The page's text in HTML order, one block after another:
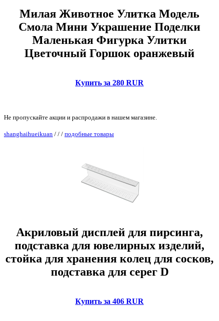
Милая Животное Улитка Модель
Смола Мини Украшение Поделки
Маленькая Фигурка Улитки
Цветочный Горшок оранжевый
Купить за 280 RUR
Не пропускайте акции и распродажи в нашем магазине.
shanghaihueikuan / / / подобные товары
Акриловый дисплей для пирсинга,
подставка для ювелирных изделий,
стойка для хранения колец для сосков,
подставка для серег D
Купить за 406 RUR